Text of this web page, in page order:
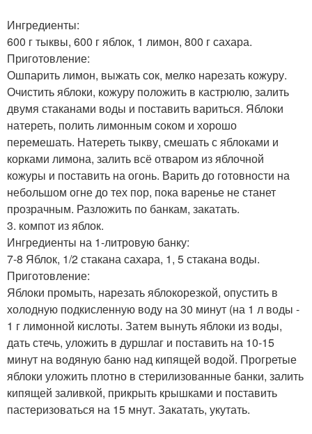
Ингредиенты:
600 г тыквы, 600 г яблок, 1 лимон, 800 г сахара.
Приготовление:
Ошпарить лимон, выжать сок, мелко нарезать кожуру.
Очистить яблоки, кожуру положить в кастрюлю, залить
двумя стаканами воды и поставить вариться. Яблоки
натереть, полить лимонным соком и хорошо
перемешать. Натереть тыкву, смешать с яблоками и
корками лимона, залить всё отваром из яблочной
кожуры и поставить на огонь. Варить до готовности на
небольшом огне до тех пор, пока варенье не станет
прозрачным. Разложить по банкам, закатать.
3. компот из яблок.
Ингредиенты на 1-литровую банку:
7-8 Яблок, 1/2 стакана сахара, 1, 5 стакана воды.
Приготовление:
Яблоки промыть, нарезать яблокорезкой, опустить в
холодную подкисленную воду на 30 минут (на 1 л воды -
1 г лимонной кислоты. Затем вынуть яблоки из воды,
дать стечь, уложить в дуршлаг и поставить на 10-15
минут на вoдяную баню над кипящей водой. Прогретые
яблоки уложить плотно в стерилизованные банки, залить
кипящей заливкой, прикрыть крышками и поставить
пастеризоваться на 15 мнут. Закатать, укутать.